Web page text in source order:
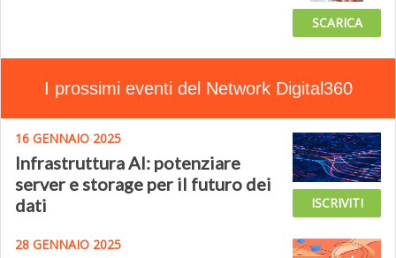
SCARICA
I prossimi eventi del Network Digital360
16 GENNAIO 2025
Infrastruttura AI: potenziare
server e storage per il futuro dei
dati
ISCRIVITI
28 GENNAIO 2025